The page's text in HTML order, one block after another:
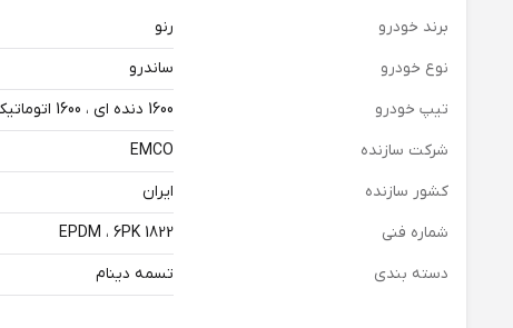
برند خودرو
رنو
نوع خودرو
ساندرو
تیپ خودرو
1600 دنده ای ، 1600 اتوماتیک
شرکت سازنده
EMCO
کشور سازنده
ایران
شماره فنی
EPDM ، 6PK 1822
دسته بندی
تسمه دینام